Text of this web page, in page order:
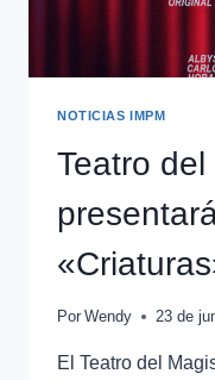
NOTICIAS IMPM
Teatro
Por Wendy 23 de
El Teatro del